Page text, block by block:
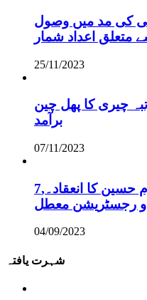
کی مد میں وصول
متعلق اعداد شمار
25/11/2023
چیری کا پھل چین
برآمد
07/11/2023
قراقرم یونیورسٹی میں یوم حسین کا انعقاد۔,7
و رجسٹریشن معطل
04/09/2023
شہرت یافتہ